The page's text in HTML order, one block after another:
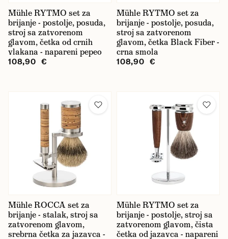
Mühle RYTMO set za
brijanje - postolje, posuda,
stroj sa zatvorenom
glavom, četka od crnih
vlakana - napareni pepeo
108,90 €
Mühle RYTMO set za
brijanje - postolje, posuda,
stroj sa zatvorenom
glavom, četka Black Fiber -
crna smola
108,90 €
Mühle ROCCA set za
brijanje - stalak, stroj sa
zatvorenom glavom,
srebrna četka za jazavca -
Mühle RYTMO set za
brijanje - postolje, stroj sa
zatvorenom glavom, čista
četka od jazavca - napareni